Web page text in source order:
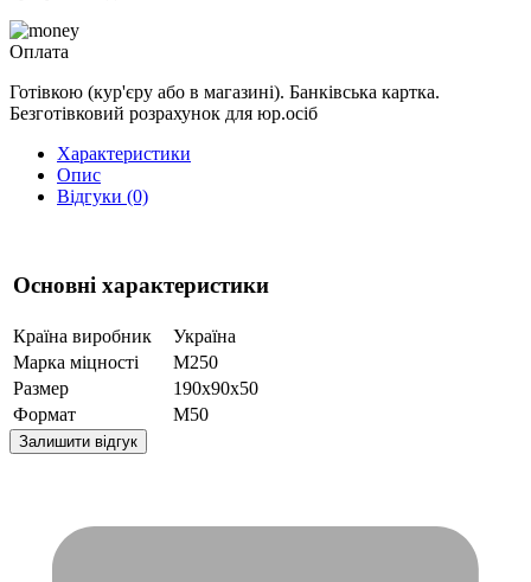
Оплата
Готівкою (кур'єру або в магазині). Банківська картка.
Безготівковий розрахунок для юр.осіб
Характеристики
Опис
Відгуки (0)
Основні характеристики
Країна виробник
Україна
Марка міцності
М250
Размер
190x90x50
Формат
M50
Залишити відгук